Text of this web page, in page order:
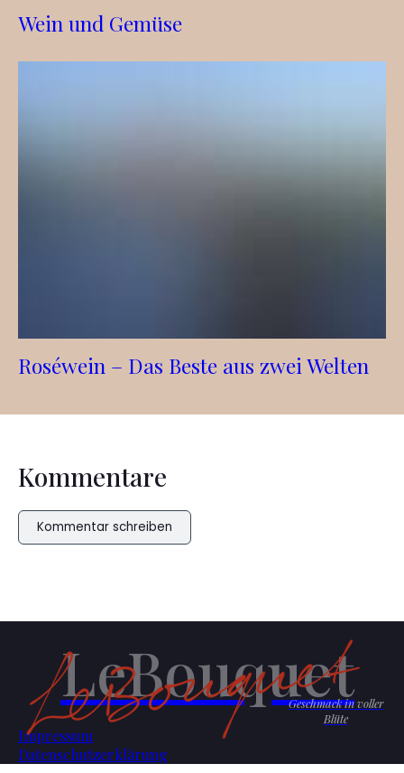
Wein und Gemüse
Roséwein – Das Beste aus zwei Welten
Kommentare
Kommentar schreiben
LeBouquet
Geschmack in voller
Blüte
Impressum
Datenschutzerklärung